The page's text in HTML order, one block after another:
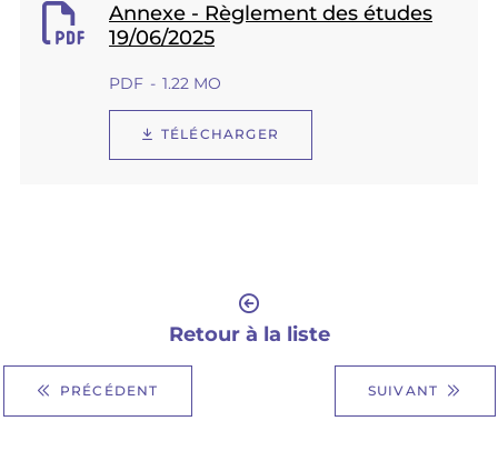
Annexe - Règlement des études
19/06/2025
PDF 1.22 MO
TÉLÉCHARGER
PRÉCÉDENT
Retour à la liste
SUIVANT